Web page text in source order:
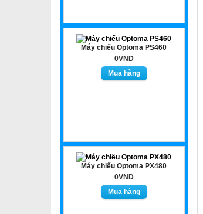
Máy chiếu Optoma PS460
0VND
Máy chiếu Optoma PX480
0VND